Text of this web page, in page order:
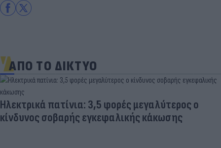
ΑΠΟ ΤΟ ΔΙΚΤΥΟ
Ηλεκτρικά πατίνια: 3,5 φορές μεγαλύτερος ο
κίνδυνος σοβαρής εγκεφαλικής κάκωσης